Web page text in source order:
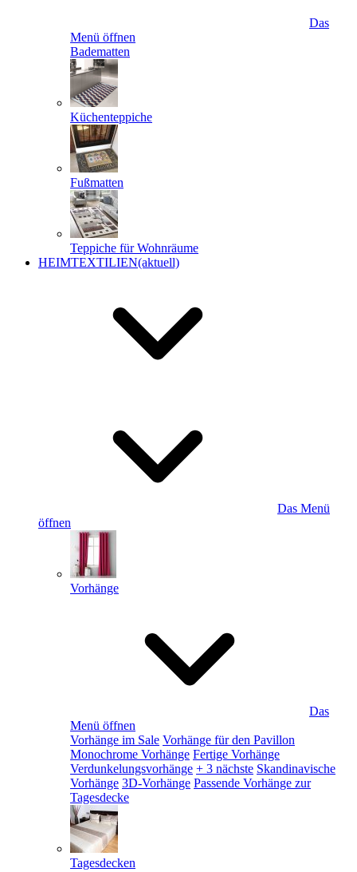
Das
Menü öffnen
Badematten
Küchenteppiche
Fußmatten
Teppiche für Wohnräume
HEIMTEXTILIEN(aktuell)
Das Menü
öffnen
Vorhänge
Das
Menü öffnen
Vorhänge im Sale Vorhänge für den Pavillon
Monochrome Vorhänge Fertige Vorhänge
Verdunkelungsvorhänge + 3 nächste Skandinavische
Vorhänge 3D-Vorhänge Passende Vorhänge zur
Tagesdecke
Tagesdecken